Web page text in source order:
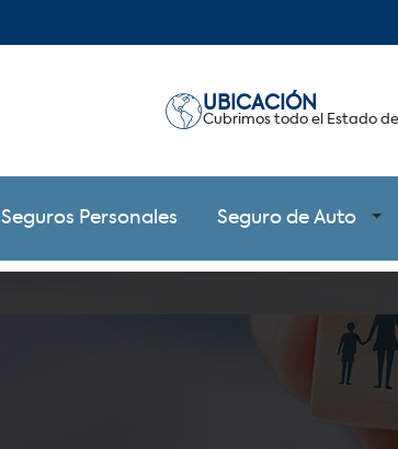
UBICACIÓN
Cubrimos todo el Estado
Seguros Personales Seguro de Auto